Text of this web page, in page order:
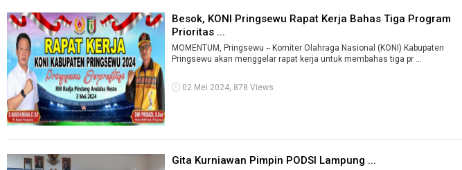
Besok, KONI Pringsewu Rapat Kerja Bahas Tiga Program
Prioritas ...
MOMENTUM, Pringsewu -- Komiter Olahraga Nasional (KONI) Kabupaten
Pringsewu akan menggelar rapat kerja untuk membahas tiga pr ...
02 Mei 2024, 878 Views
Gita Kurniawan Pimpin PODSI Lampung ...